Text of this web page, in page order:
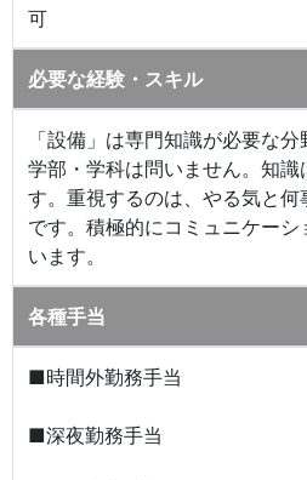
可
必要な経験・スキル
「設備」は専門知識が必要な
学部・学科は問いません。知識
す。重視するのは、やる気と
です。積極的にコミュニケー
います。
各種手当
■時間外勤務手当
■深夜勤務手当